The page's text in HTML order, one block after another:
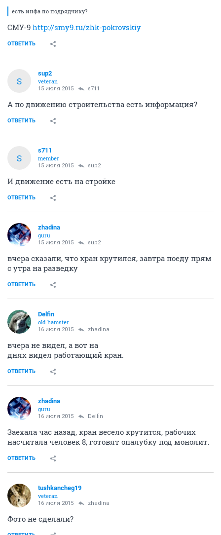
есть инфа по подрядчику?
СМУ-9 http://smy9.ru/zhk-pokrovskiy
ОТВЕТИТЬ
S
sup2
veteran
15 июля 2015 s711
А по движению строительства есть информация?
ОТВЕТИТЬ
S
s711
member
15 июля 2015 sup2
И движение есть на стройке
ОТВЕТИТЬ
zhadina
guru
15 июля 2015 sup2
вчера сказали, что кран крутился, завтра поеду прям
с утра на разведку
ОТВЕТИТЬ
Delfin
old hamster
16 июля 2015 zhadina
вчера не видел, а вот на
днях видел работающий кран.
ОТВЕТИТЬ
zhadina
guru
16 июля 2015 Delfin
Заехала час назад, кран весело крутится, рабочих
насчитала человек 8, готовят опалубку под монолит.
ОТВЕТИТЬ
tushkancheg19
veteran
16 июля 2015 zhadina
Фото не сделали?